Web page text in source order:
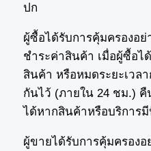
ปก
ผู้ซื้อได้รับการคุ้มครองอย่
ชำระค่าสินค้า เมื่อผู้ซื้อไ
สินค้า หรือหมดระยะเวล
กันไว้ (ภายใน 24 ชม.)
ได้หากสินค้าหรือบริการ
ผู้ขายได้รับการคุ้มครองอ